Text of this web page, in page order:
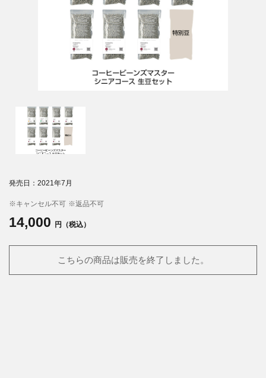
発売日：2021年7月
※キャンセル不可 ※返品不可
14,000 円（税込）
こちらの商品は販売を終了しました。